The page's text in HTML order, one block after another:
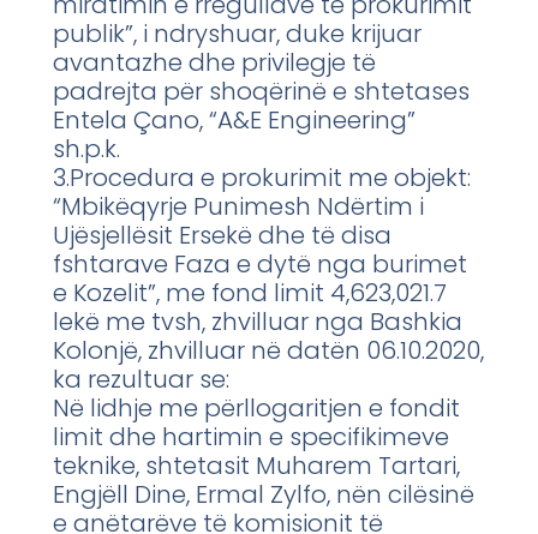
publik”, i ndryshuar, duke krijuar
avantazhe dhe privilegje të
padrejta për shoqërinë e shtetases
Entela Çano, “A&E Engineering”
sh.p.k.
3.Procedura e prokurimit me objekt:
“Mbikëqyrje Punimesh Ndërtim i
Ujësjellësit Ersekë dhe të disa
fshtarave Faza e dytë nga burimet
e Kozelit”, me fond limit 4,623,021.7
lekë me tvsh, zhvilluar nga Bashkia
Kolonjë, zhvilluar në datën 06.10.2020,
ka rezultuar se:
Në lidhje me përllogaritjen e fondit
limit dhe hartimin e specifikimeve
teknike, shtetasit Muharem Tartari,
Engjëll Dine, Ermal Zylfo, nën cilësinë
e anëtarëve të komisionit të